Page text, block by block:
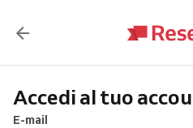
Accedi al tuo
E-mail